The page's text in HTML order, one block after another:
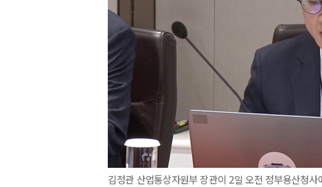
김정관 산업통상자원부 장관이 2일 오전 정부용산청